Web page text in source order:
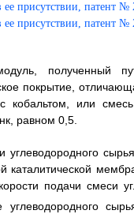
полученный
покрытие,
кобальтом, или
равном 0,5.
подачи смеси